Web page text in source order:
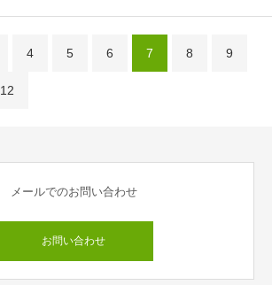
4 5 6 7 8 9
12
メールでのお問い合わせ
お問い合わせ